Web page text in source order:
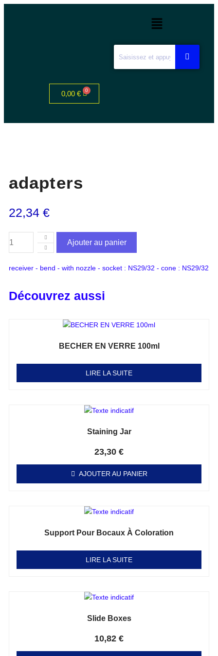
0,00 €
adapters
22,34 €
Ajouter au panier
receiver - bend - with nozzle - socket : NS29/32 - cone : NS29/32
Découvrez aussi
BECHER EN VERRE 100ml
LIRE LA SUITE
Staining Jar
23,30 €
AJOUTER AU PANIER
Support Pour Bocaux À Coloration
LIRE LA SUITE
Slide Boxes
10,82 €